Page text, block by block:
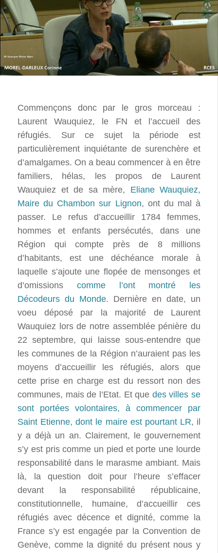
Commençons donc par le gros morceau :
Laurent Wauquiez, le FN et l’accueil des
réfugiés. Sur ce sujet la période est
particulièrement inquiétante de surenchère et
d’amalgames. On a beau commencer à en être
familiers, hélas, les propos de Laurent
Wauquiez et de sa mère, Eliane Wauquiez,
Maire du Chambon sur Lignon, ont du mal à
passer. Le refus d’accueillir 1784 femmes,
hommes et enfants persécutés, dans une
Région qui compte près de 8 millions
d’habitants, est une déchéance morale à
laquelle s’ajoute une flopée de mensonges et
d’omissions comme l’ont montré les
Décodeurs du Monde. Dernière en date, un
voeu déposé par la majorité de Laurent
Wauquiez lors de notre assemblée pénière du
22 septembre, qui laisse sous-entendre que
les communes de la Région n’auraient pas les
moyens d’accueillir les réfugiés, alors que
cette prise en charge est du ressort non des
communes, mais de l’Etat. Et que des villes se
sont portées volontaires, à commencer par
Saint Etienne, dont le maire est pourtant LR, il
y a déjà un an. Clairement, le gouvernement
s’y est pris comme un pied et porte une lourde
responsabilité dans le marasme ambiant. Mais
là, la question doit pour l’heure s’effacer
devant la responsabilité républicaine,
constitutionnelle, humaine, d’accueillir ces
réfugiés avec décence et dignité, comme la
France s’y est engagée par la Convention de
Genève, comme la dignité du présent nous y